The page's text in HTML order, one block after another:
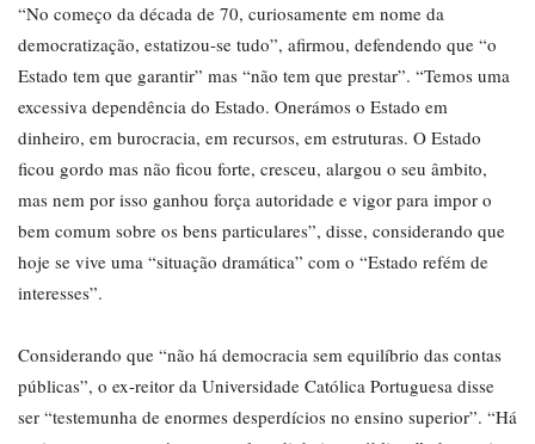
“No começo da década de 70, curiosamente em nome da
democratização, estatizou-se tudo”, afirmou, defendendo que “o
Estado tem que garantir” mas “não tem que prestar”. “Temos uma
excessiva dependência do Estado. Onerámos o Estado em
dinheiro, em burocracia, em recursos, em estruturas. O Estado
ficou gordo mas não ficou forte, cresceu, alargou o seu âmbito,
mas nem por isso ganhou força autoridade e vigor para impor o
bem comum sobre os bens particulares”, disse, considerando que
hoje se vive uma “situação dramática” com o “Estado refém de
interesses”.
Considerando que “não há democracia sem equilíbrio das contas
públicas”, o ex-reitor da Universidade Católica Portuguesa disse
ser “testemunha de enormes desperdícios no ensino superior”. “Há